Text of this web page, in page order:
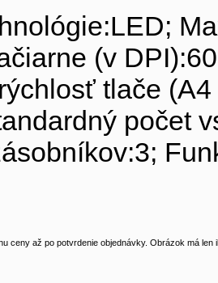
(v
tlače
počet
ceny až po potvrdenie objednávky. Obrázok má len